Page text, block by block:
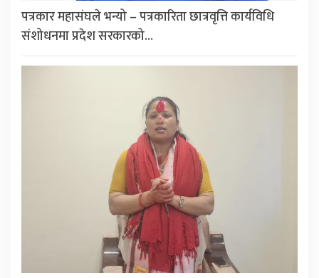
पत्रकार महासंघले भन्यो – पत्रकारिता छात्रवृत्ति कार्यविधि
संशोधनमा प्रदेश सरकारको…